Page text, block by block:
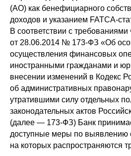
(АО) как бенефициарного
доходов и указанием FATCA-
В соответствии с
от 28.06.2014 № 173-ФЗ «Об
осуществления финансовых
иностранными гражданами и
внесении изменений в Кодекс
об административных
утратившими силу отдельных
законодательных актов
(далее — 173-ФЗ) Банк
доступные меры по выявлению
на которых распространяются